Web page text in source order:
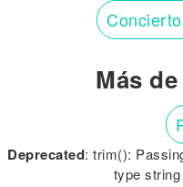
Más
Deprecated: trim():
type